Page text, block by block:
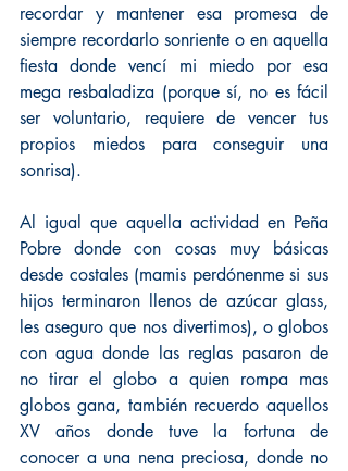
recordar y mantener esa promesa de
siempre recordarlo sonriente o en aquella
fiesta donde vencí mi miedo por esa
mega resbaladiza (porque sí, no es fácil
ser voluntario, requiere de vencer tus
propios miedos para conseguir una
sonrisa).
Al igual que aquella actividad en Peña
Pobre donde con cosas muy básicas
desde costales (mamis perdónenme si sus
hijos terminaron llenos de azúcar glass,
les aseguro que nos divertimos), o globos
con agua donde las reglas pasaron de
no tirar el globo a quien rompa mas
globos gana, también recuerdo aquellos
XV años donde tuve la fortuna de
conocer a una nena preciosa, donde no